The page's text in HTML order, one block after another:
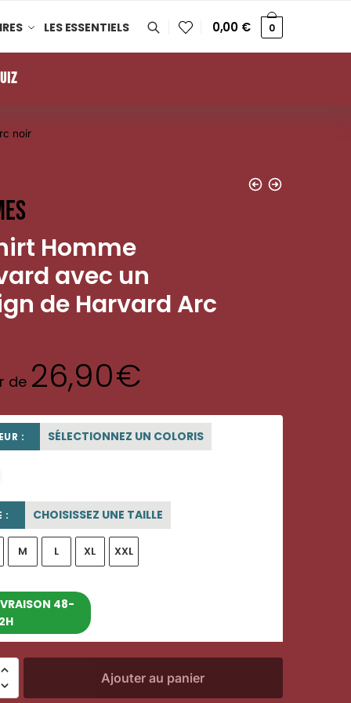
LES ESSENTIELS 0,00 € 0
noir
Homme
avec un
de Harvard Arc
de 26,90€
: SÉLECTIONNEZ UN COLORIS
: CHOISISSEZ UNE TAILLE
M L XL XXL
48-
Ajouter au panier